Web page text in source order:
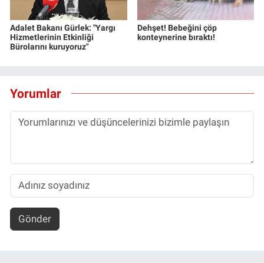
Adalet Bakanı Gürlek: "Yargı
Hizmetlerinin Etkinliği
Bürolarını kuruyoruz"
Dehşet! Bebeğini çöp
konteynerine bıraktı!
Yorumlar
Gönder